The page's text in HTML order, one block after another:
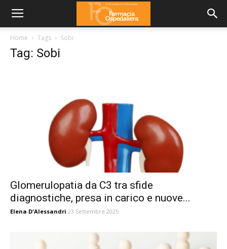
Home Tags Sobi
Tag: Sobi
Glomerulopatia da C3 tra sfide
diagnostiche, presa in carico e nuove...
Elena D'Alessandri 23 Settembre 2025